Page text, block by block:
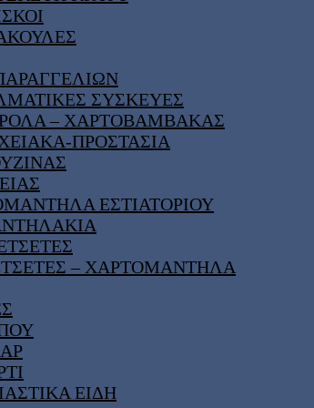
ΣΥΣΚΕΥΕΣ
ΡΟΛΑ – ΧΑΡΤΟΒΑΜΒΑΚΑΣ
ΠΡΟΣΤΑΣΙΑ
ΕΣΤΙΑΤΟΡΙΟΥ
– ΧΑΡΤΟΜΑΝΤΗΛΑ
ΕΙΔΗ